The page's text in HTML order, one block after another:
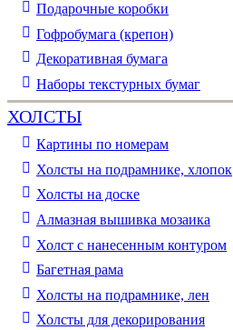
Подарочные коробки
Гофробумага (крепон)
Декоративная бумага
Наборы текстурных бумаг
ХОЛСТЫ
Картины по номерам
Холсты на подрамнике, хлопок
Холсты на доске
Алмазная вышивка мозаика
Холст с нанесенным контуром
Багетная рама
Холсты на подрамнике, лен
Холсты для декорирования